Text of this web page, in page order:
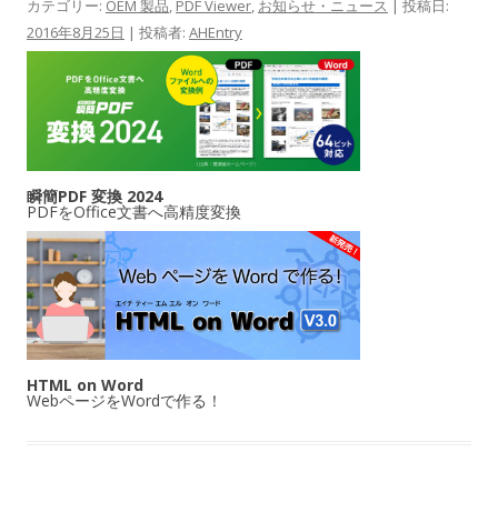
カテゴリー: OEM 製品 PDF Viewer お知らせ・ニュース
| 投稿日:
2016年8月25日 | 投稿者: AHEntry
瞬簡PDF 変換 2024
PDFをOffice文書へ高精度変換
HTML on Word
WebページをWordで作る！